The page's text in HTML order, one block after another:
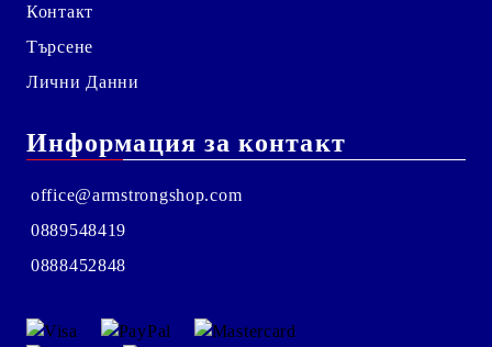
Контакт
Търсене
Лични Данни
Информация за контакт
office@armstrongshop.com
0889548419
0888452848